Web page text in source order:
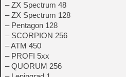
– ZX Spectrum 48
– ZX Spectrum 128
– Pentagon 128
– SCORPION 256
– ATM 450
– PROFI 5xx
– QUORUM 256